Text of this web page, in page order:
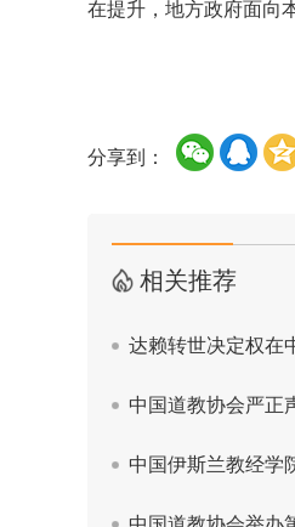
在提升，地方政府面向
分享到：